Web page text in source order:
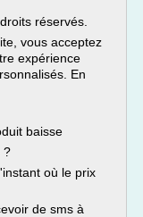
réservés.
vous acceptez
expérience
En
baisse
?
où le prix
de sms à